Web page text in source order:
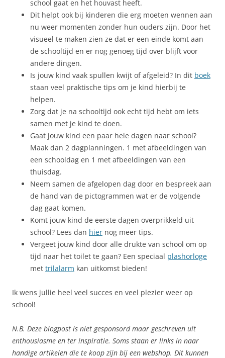
school gaat en het houvast heeft.
Dit helpt ook bij kinderen die erg moeten wennen aan
nu weer momenten zonder hun ouders zijn. Door het
visueel te maken zien ze dat er een einde komt aan
de schooltijd en er nog genoeg tijd over blijft voor
andere dingen.
Is jouw kind vaak spullen kwijt of afgeleid? In dit boek
staan veel praktische tips om je kind hierbij te
helpen.
Zorg dat je na schooltijd ook echt tijd hebt om iets
samen met je kind te doen.
Gaat jouw kind een paar hele dagen naar school?
Maak dan 2 dagplanningen. 1 met afbeeldingen van
een schooldag en 1 met afbeeldingen van een
thuisdag.
Neem samen de afgelopen dag door en bespreek aan
de hand van de pictogrammen wat er de volgende
dag gaat komen.
Komt jouw kind de eerste dagen overprikkeld uit
school? Lees dan hier nog meer tips.
Vergeet jouw kind door alle drukte van school om op
tijd naar het toilet te gaan? Een speciaal plashorloge
met trilalarm kan uitkomst bieden!
Ik wens jullie heel veel succes en veel plezier weer op
school!
N.B. Deze blogpost is niet gesponsord maar geschreven uit
enthousiasme en ter inspiratie. Soms staan er links in naar
handige artikelen die te koop zijn bij een webshop. Dit kunnen